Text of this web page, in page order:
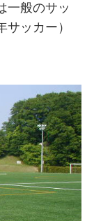
一般のサッ
ッカー）